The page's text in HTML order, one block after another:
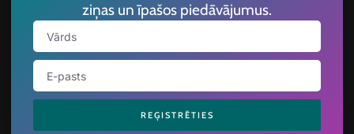
ziņas un īpašos piedāvājumus.
REĢISTRĒTIES